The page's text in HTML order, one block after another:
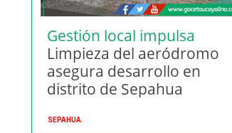
Gestión local impulsa
conectividad
Limpieza del aeródromo
asegura desarrollo en
distrito de Sepahua
SEPAHUA